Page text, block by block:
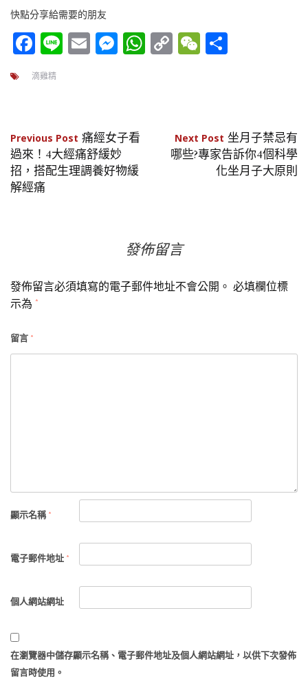
快點分享給需要的朋友
Facebook
LineEmailMessenger
WhatsApp
CopyWeChat
滴雞精
文
章
導
Previous Post 痛經女子看
過來！4大經痛舒緩妙
招，搭配生理調養好物緩
解經痛
Next Post 坐月子禁忌有
哪些?專家告訴你4個科學
化坐月子大原則
發佈留言
發佈留言必須填寫的電子郵件地址不會公開。 必填欄位標
示為 *
留言 *
顯示名稱 *
電子郵件地址 *
個人網站網址
在瀏覽器中儲存顯示名稱、電子郵件地址及個人網站網址，以供下次發佈
留言時使用。